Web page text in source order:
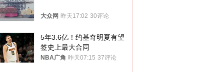
大众网 昨天17:02 30评论
5年3.6亿！约基奇明夏有望
签史上最大合同
NBA广角 昨天07:15 37评论